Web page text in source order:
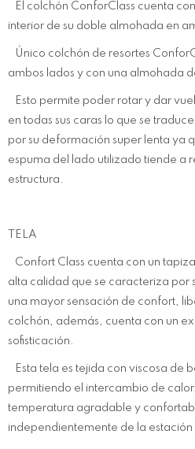
El colchón ConforClass cuenta
interior de su doble almohada en
Único colchón de resortes
ambos lados y con una almohada
Esto permite poder rotar y dar
en todas sus caras lo que se
por su deformación super lenta ya
espuma del lado utilizado tiende a
estructura.
TELA
Confort Class cuenta con un
alta calidad que se caracteriza por
una mayor sensación de confort,
colchón, además, cuenta con un
sofisticación.
Esta tela es tejida con viscosa de
permitiendo el intercambio de
temperatura agradable y
independientemente de la estación